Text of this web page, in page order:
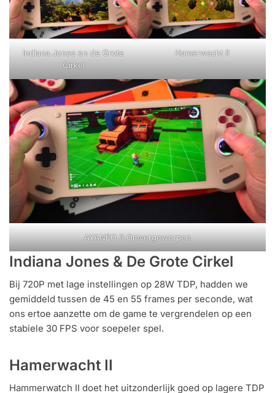
Indiana Jones en de Grote
Cirkel
Hamerwacht II
AYANEO 3 Omvergeworpen
Indiana Jones & De Grote Cirkel
Bij 720P met lage instellingen op 28W TDP, hadden we
gemiddeld tussen de 45 en 55 frames per seconde, wat
ons ertoe aanzette om de game te vergrendelen op een
stabiele 30 FPS voor soepeler spel.
Hamerwacht II
Hammerwatch II doet het uitzonderlijk goed op lagere TDP